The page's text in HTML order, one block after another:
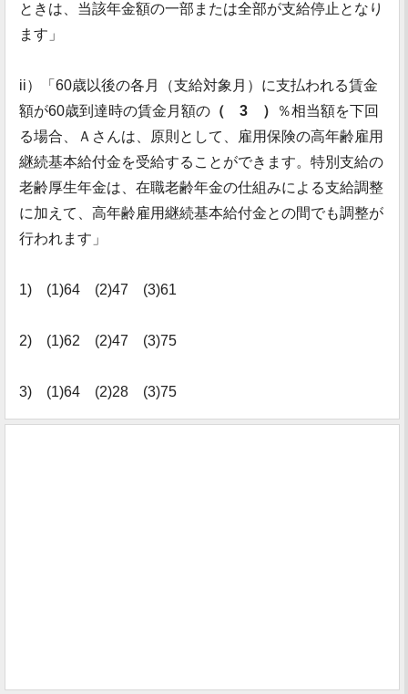
ときは、当該年金額の一部または全部が支給停止となり
ます」
ii）「60歳以後の各月（支給対象月）に支払われる賃金
額が60歳到達時の賃金月額の （ 3 ）
％相当額を下回
る場合、Ａさんは、原則として、雇用保険の高年齢雇用
継続基本給付金を受給することができます。特別支給の
老齢厚生年金は、在職老齢年金の仕組みによる支給調整
に加えて、高年齢雇用継続基本給付金との間でも調整が
行われます」
1) (1)64 (2)47 (3)61
2) (1)62 (2)47 (3)75
3) (1)64 (2)28 (3)75